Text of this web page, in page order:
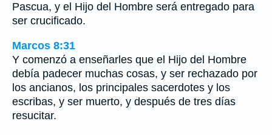
Pascua, y el Hijo del Hombre será entregado para
ser crucificado.
Marcos 8:31
Y comenzó a enseñarles que el Hijo del Hombre
debía padecer muchas cosas, y ser rechazado por
los ancianos, los principales sacerdotes y los
escribas, y ser muerto, y después de tres días
resucitar.